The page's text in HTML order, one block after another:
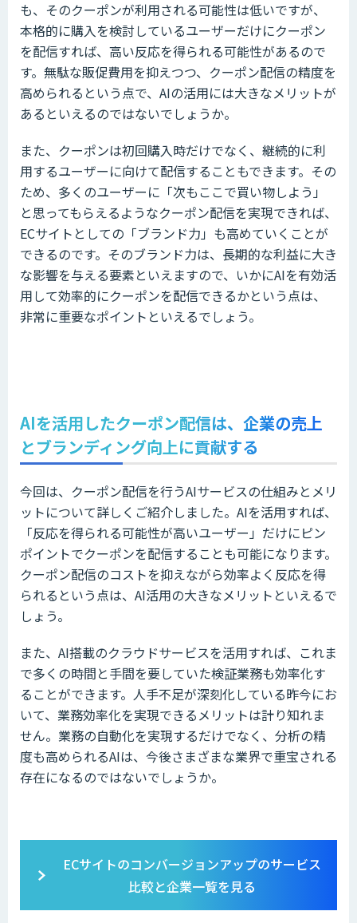
も、そのクーポンが利用される可能性は低いですが、
本格的に購入を検討しているユーザーだけにクーポン
を配信すれば、高い反応を得られる可能性があるので
す。無駄な販促費用を抑えつつ、クーポン配信の精度を
高められるという点で、AIの活用には大きなメリットが
あるといえるのではないでしょうか。
また、クーポンは初回購入時だけでなく、継続的に利
用するユーザーに向けて配信することもできます。その
ため、多くのユーザーに「次もここで買い物しよう」
と思ってもらえるようなクーポン配信を実現できれば、
ECサイトとしての「ブランド力」も高めていくことが
できるのです。そのブランド力は、長期的な利益に大き
な影響を与える要素といえますので、いかにAIを有効活
用して効率的にクーポンを配信できるかという点は、
非常に重要なポイントといえるでしょう。
AIを活用したクーポン配信は、企業の売上
とブランディング向上に貢献する
今回は、クーポン配信を行うAIサービスの仕組みとメリ
ットについて詳しくご紹介しました。AIを活用すれば、
「反応を得られる可能性が高いユーザー」だけにピン
ポイントでクーポンを配信することも可能になります。
クーポン配信のコストを抑えながら効率よく反応を得
られるという点は、AI活用の大きなメリットといえるで
しょう。
また、AI搭載のクラウドサービスを活用すれば、これま
で多くの時間と手間を要していた検証業務も効率化す
ることができます。人手不足が深刻化している昨今にお
いて、業務効率化を実現できるメリットは計り知れま
せん。業務の自動化を実現するだけでなく、分析の精
度も高められるAIは、今後さまざまな業界で重宝される
存在になるのではないでしょうか。
ECサイトのコンバージョンアップのサービス
比較と企業一覧を見る